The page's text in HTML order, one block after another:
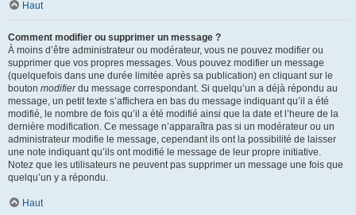
Haut
Comment modifier ou supprimer un message ?
À moins d’être administrateur ou modérateur, vous ne pouvez modifier ou
supprimer que vos propres messages. Vous pouvez modifier un message
(quelquefois dans une durée limitée après sa publication) en cliquant sur le
bouton modifierdu message correspondant. Si quelqu’un a déjà répondu au
message, un petit texte s’affichera en bas du message indiquant qu’il a été
modifié, le nombre de fois qu’il a été modifié ainsi que la date et l’heure de la
dernière modification. Ce message n’apparaîtra pas si un modérateur ou un
administrateur modifie le message, cependant ils ont la possibilité de laisser
une note indiquant qu’ils ont modifié le message de leur propre initiative.
Notez que les utilisateurs ne peuvent pas supprimer un message une fois que
quelqu’un y a répondu.
Haut